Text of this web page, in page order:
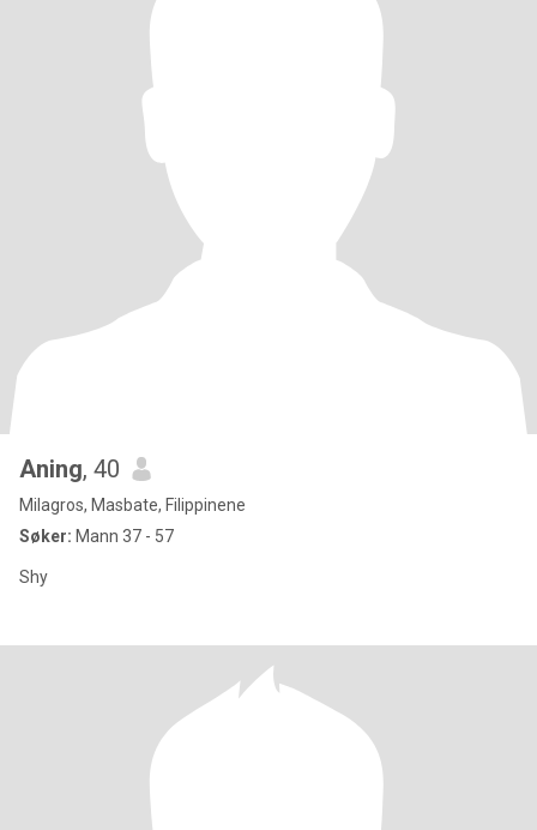
Aning, 40
Milagros, Masbate, Filippinene
Søker: Mann 37 - 57
Shy